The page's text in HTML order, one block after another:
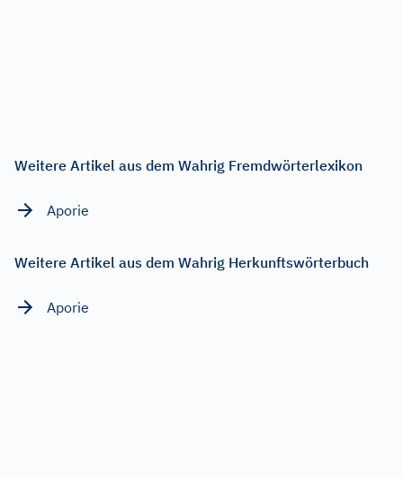
Weitere Artikel aus dem Wahrig Fremdwörterlexikon
Aporie
Weitere Artikel aus dem Wahrig Herkunftswörterbuch
Aporie